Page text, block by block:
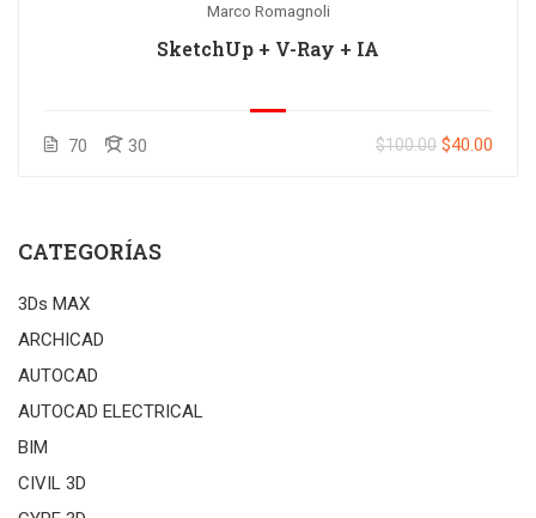
Marco Romagnoli
SketchUp + V-Ray + IA
70 30 $100.00 $40.00
CATEGORÍAS
3Ds MAX
ARCHICAD
AUTOCAD
AUTOCAD ELECTRICAL
BIM
CIVIL 3D